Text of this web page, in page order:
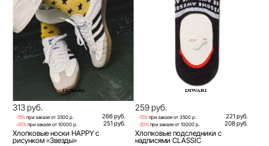
313 руб.
-15% при заказе от 3500 р. 266 руб.
-20% при заказе от 10000 р. 251 руб.
Хлопковые носки HAPPY с
рисунком «Звезды»
259 руб.
-15% при заказе от 3500 р. 221 руб.
-20% при заказе от 10000 р. 208 руб.
Хлопковые подследники с
надписями CLASSIC